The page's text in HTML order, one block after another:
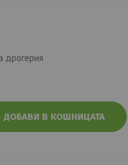
дрогерия
ДОБАВИ В КОШНИЦАТА